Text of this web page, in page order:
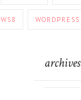
WORDPRESS
archives